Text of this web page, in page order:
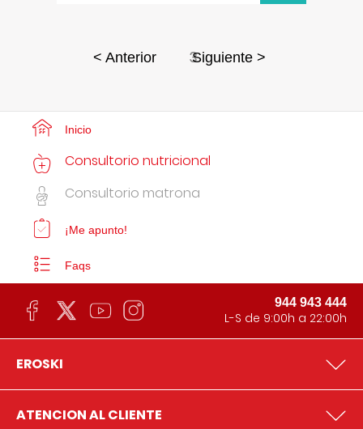
< Anterior 3Siguiente >
Inicio
Consultorio nutricional
Consultorio matrona
¡Me apunto!
Faqs
944 943 444
L-S de 9:00h a 22:00h
EROSKI
ATENCION AL CLIENTE